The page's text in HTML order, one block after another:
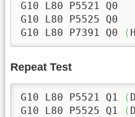
G10 L80 P5521 Q0
G10 L80 P5525 Q0
G10 L80 P7391 Q0
(
Repeat Test
G10 L80 P5521 Q1 (
G10 L80 P5525 Q1
(